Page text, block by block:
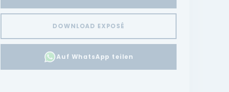
DOWNLOAD EXPOSÉ
Auf WhatsApp teilen